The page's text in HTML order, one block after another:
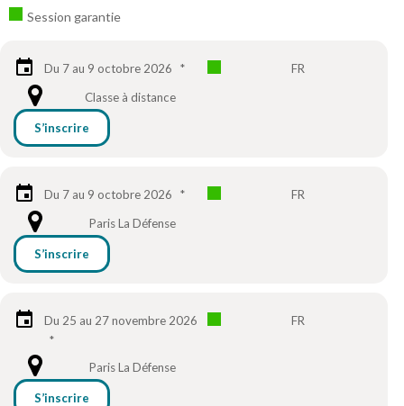
Session garantie
Du 7 au 9 octobre 2026 *
FR
Classe à distance
S’inscrire
Du 7 au 9 octobre 2026 *
FR
Paris La Défense
S’inscrire
Du 25 au 27 novembre 2026
*
FR
Paris La Défense
S’inscrire